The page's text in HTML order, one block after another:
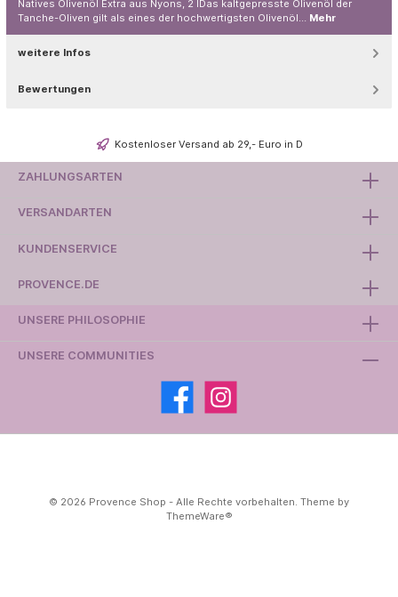
Natives Olivenöl Extra aus Nyons, 2 lDas kaltgepresste Olivenöl der
Tanche-Oliven gilt als eines der hochwertigsten Olivenöl… Mehr
weitere Infos
Bewertungen
Kostenloser Versand ab 29,- Euro in D
KUNDENSERVICE
PROVENCE.DE
ZAHLUNGSARTEN
VERSANDARTEN
UNSERE PHILOSOPHIE
UNSERE COMMUNITIES
© 2026 Provence Shop - Alle Rechte vorbehalten. Theme by
ThemeWare®